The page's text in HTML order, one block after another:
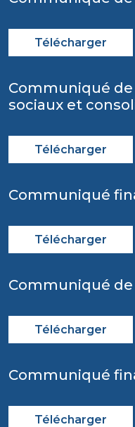
Télécharger
Communiqué
sociaux et
Télécharger
Communiqué
Télécharger
Communiqué de
Télécharger
Communiqué
Télécharger